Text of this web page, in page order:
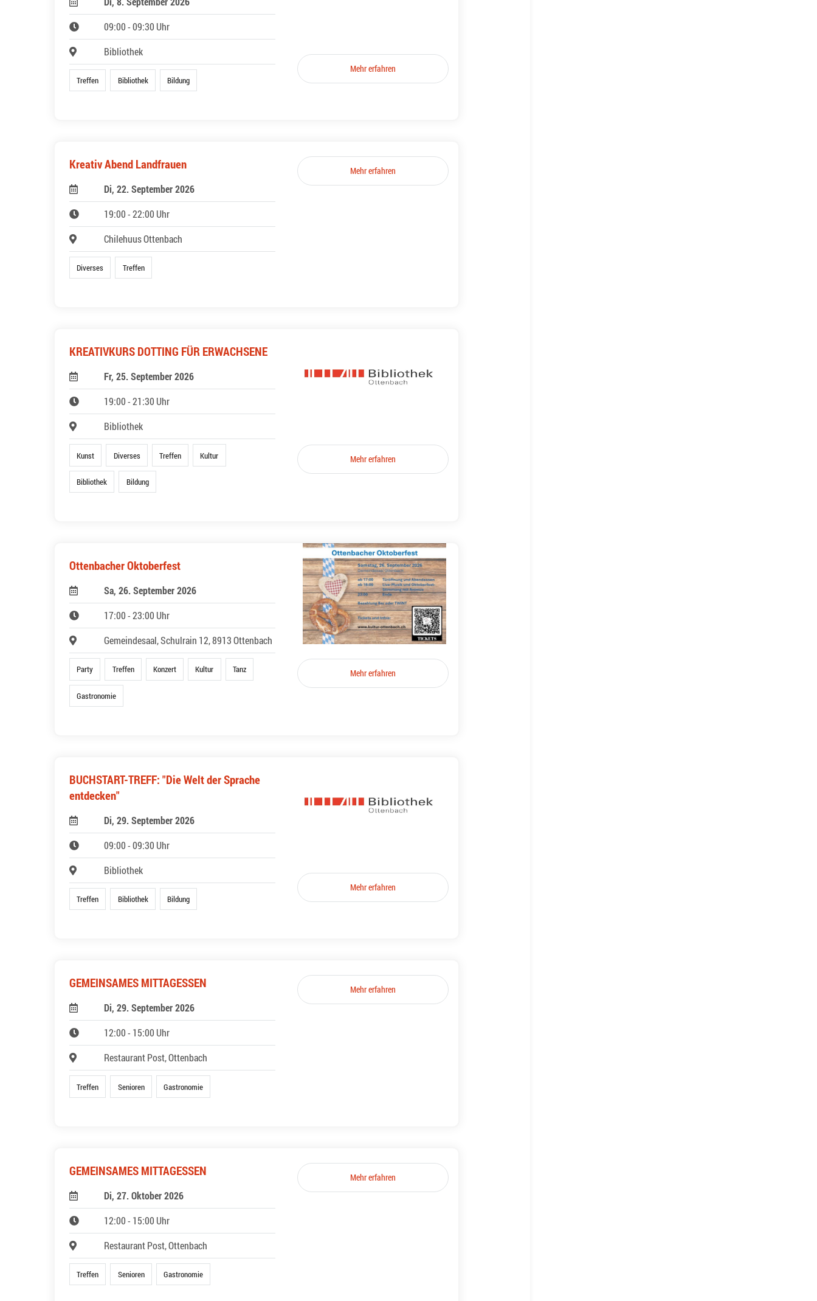
09:00 - 09:30 Uhr
Bibliothek
Treffen Bibliothek Bildung
Mehr erfahren
Kreativ Abend Landfrauen
Di, 22. September 2026
19:00 - 22:00 Uhr
Chilehuus Ottenbach
Diverses Treffen
Mehr erfahren
KREATIVKURS DOTTING FÜR ERWACHSENE
Fr, 25. September 2026
19:00 - 21:30 Uhr
Bibliothek
Kunst Diverses Treffen Kultur
Bibliothek Bildung
Mehr erfahren
Ottenbacher Oktoberfest
Sa, 26. September 2026
17:00 - 23:00 Uhr
Gemeindesaal, Schulrain 12, 8913 Ottenbach
Party Treffen Konzert Kultur Tanz
Gastronomie
Mehr erfahren
BUCHSTART-TREFF: "Die Welt der Sprache
entdecken"
Di, 29. September 2026
09:00 - 09:30 Uhr
Bibliothek
Treffen Bibliothek Bildung
Mehr erfahren
GEMEINSAMES MITTAGESSEN
Di, 29. September 2026
12:00 - 15:00 Uhr
Restaurant Post, Ottenbach
Treffen Senioren Gastronomie
Mehr erfahren
GEMEINSAMES MITTAGESSEN
Di, 27. Oktober 2026
12:00 - 15:00 Uhr
Restaurant Post, Ottenbach
Treffen Senioren Gastronomie
Mehr erfahren